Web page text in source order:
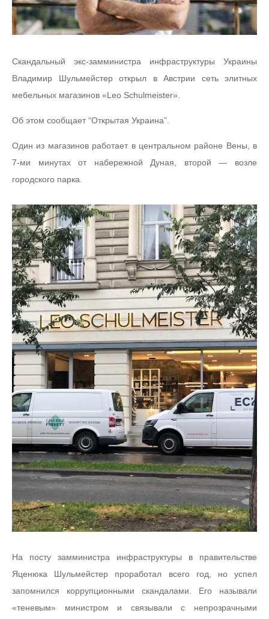
Скандальный экс-замминистра инфраструктуры Украины
Владимир Шульмейстер открыл в Австрии сеть элитных
мебельных магазинов «Leo Schulmeister».
Об этом сообщает “Открытая Украина”.
Один из магазинов работает в центральном районе Вены, в
7-ми минутах от набережной Дуная, второй — возле
городского парка.
На посту замминистра инфраструктуры в правительстве
Яценюка Шульмейстер проработал всего год, но успел
запомнился коррупционными скандалами. Его называли
«теневым» министром и связывали с непрозрачными